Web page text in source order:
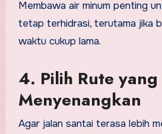
Membawa air minum penting
tetap terhidrasi, terutama jika
waktu cukup lama.
4. Pilih Rute yang
Menyenangkan
Agar jalan santai terasa lebih